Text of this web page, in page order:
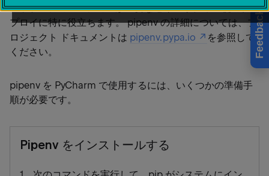
Feedback
パッケージのバージョンが重要なセキュリティ重視のデ
プロイに特に役立ちます。 pipenv の詳細については、プ
ロジェクト ドキュメントは pipenv.pypa.io
を参照して
ください。
pipenv を PyCharm で使用するには、いくつかの準備手
順が必要です。
Pipenv をインストールする